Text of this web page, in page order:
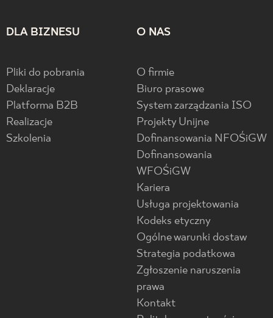
DLA BIZNESU
Pliki do pobrania
Deklaracje
Platforma B2B
Realizacje
Szkolenia
O NAS
O firmie
Biuro prasowe
System zarządzania ISO
Projekty Unijne
Dofinansowania NFOŚiGW
Dofinansowania
WFOŚiGW
Kariera
Usługa projektowania
Kodeks etyczny
Ogólne warunki dostaw
Strategia podatkowa
Zgłoszenie naruszenia
prawa
Kontakt